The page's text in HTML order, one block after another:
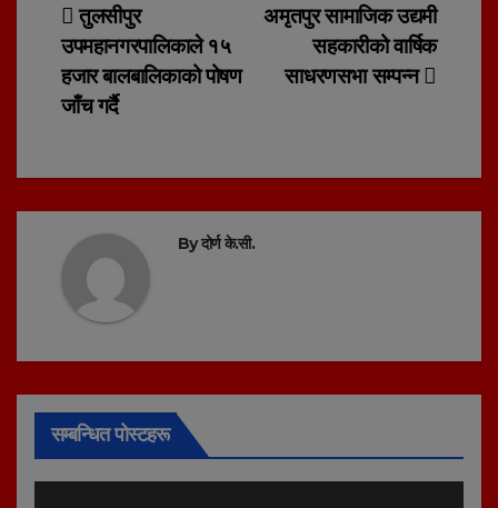
Post
navigation
अमृतपुर सामाजिक उद्यमी
सहकारीको वार्षिक
साधरणसभा सम्पन्न
तुलसीपुर
उपमहानगरपालिकाले १५
हजार बालबालिकाको पोषण
जाँच गर्दै
Byदोर्ण के.सी.
सम्बन्धित पोस्टहरू